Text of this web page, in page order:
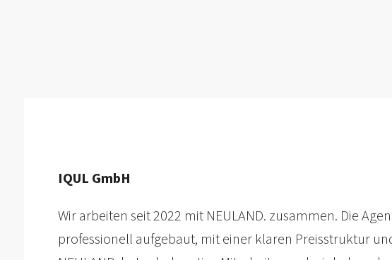
IQUL GmbH
Wir arbeiten seit 2022 mit NEULAND. zusammen. Die
professionell aufgebaut, mit einer klaren Preisstruktur